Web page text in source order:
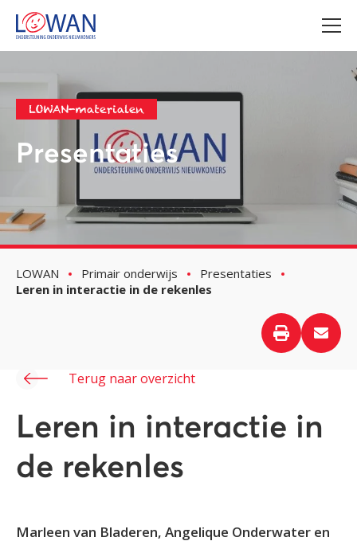
LOWAN-materialen
Presentaties
LOWAN Primair onderwijs
Presentaties
Leren in interactie in de rekenles
Terug naar overzicht
Leren in interactie in
de rekenles
Marleen van Bladeren, Angelique Onderwater en